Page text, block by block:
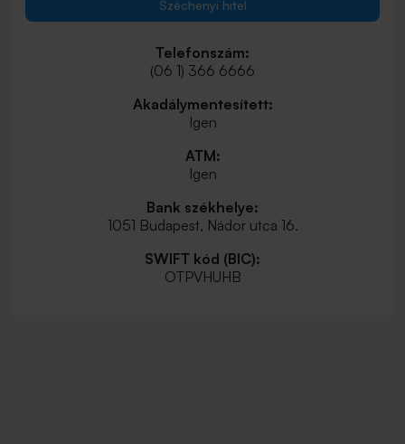
Széchenyi hitel
Telefonszám:
(06 1) 366 6666
Akadálymentesített:
Igen
ATM:
Igen
Bank székhelye:
1051 Budapest, Nádor utca 16.
SWIFT kód (BIC):
OTPVHUHB